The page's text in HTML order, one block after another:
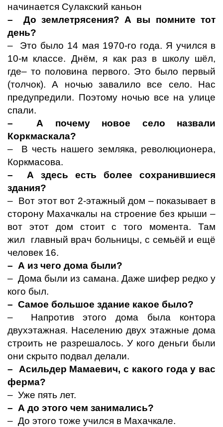
начинается Сулакский каньон
– До землетрясения? А вы помните тот
день?
– Это было 14 мая 1970-го года. Я учился в
10-м классе. Днём, я как раз в школу шёл,
где– то половина первого. Это было первый
(толчок). А ночью завалило все село. Нас
предупредили. Поэтому ночью все на улице
спали.
– А почему новое село назвали
Коркмаскала?
– В честь нашего земляка, революционера,
Коркмасова.
– А здесь есть более сохранившиеся
здания?
– Вот этот вот 2-этажный дом – показывает в
сторону Махачкалы на строение без крыши –
вот этот дом стоит с того момента. Там
жил главный врач больницы, с семьёй и ещё
человек 16.
– А из чего дома были?
– Дома были из самана. Даже шифер редко у
кого был.
– Самое большое здание какое было?
– Напротив этого дома была контора
двухэтажная. Населению двух этажные дома
строить не разрешалось. У кого деньги были
они скрыто подвал делали.
– Асильдер Мамаевич, с какого года у вас
ферма?
– Уже пять лет.
– А до этого чем занимались?
– До этого тоже учился в Махачкале.